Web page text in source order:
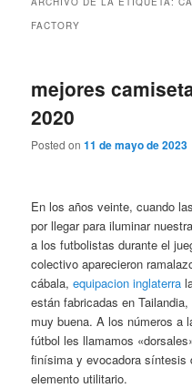
FACTORY
mejores
2020
Posted on11 de mayo de 2023
En los años veinte, cuando
por llegar para iluminar
a los futbolistas durante el
colectivo aparecieron
cábala,equipacion inglaterra
están fabricadas en
muy buena. A los números a
fútbol les llamamos
finísima y evocadora síntesis
elemento utilitario.